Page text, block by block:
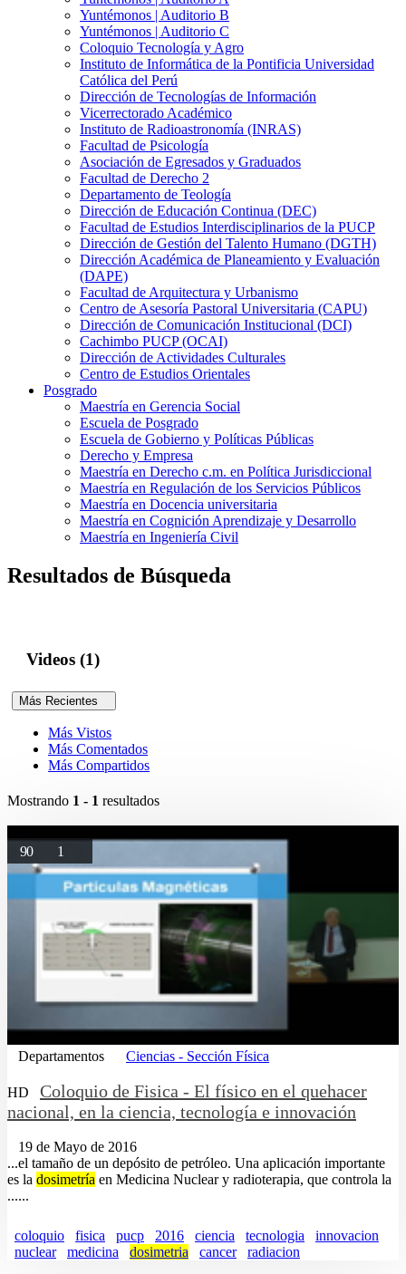
Yuntémonos | Auditorio B
Yuntémonos | Auditorio C
Coloquio Tecnología y Agro
Instituto de Informática de la Pontificia Universidad
Católica del Perú
Dirección de Tecnologías de Información
Vicerrectorado Académico
Instituto de Radioastronomía (INRAS)
Facultad de Psicología
Asociación de Egresados y Graduados
Facultad de Derecho 2
Departamento de Teología
Dirección de Educación Continua (DEC)
Facultad de Estudios Interdisciplinarios de la PUCP
Dirección de Gestión del Talento Humano (DGTH)
Dirección Académica de Planeamiento y Evaluación
(DAPE)
Facultad de Arquitectura y Urbanismo
Centro de Asesoría Pastoral Universitaria (CAPU)
Dirección de Comunicación Institucional (DCI)
Cachimbo PUCP (OCAI)
Dirección de Actividades Culturales
Centro de Estudios Orientales
Posgrado
Maestría en Gerencia Social
Escuela de Posgrado
Escuela de Gobierno y Políticas Públicas
Derecho y Empresa
Maestría en Derecho c.m. en Política Jurisdiccional
Maestría en Regulación de los Servicios Públicos
Maestría en Docencia universitaria
Maestría en Cognición Aprendizaje y Desarrollo
Maestría en Ingeniería Civil
Resultados de Búsqueda
Videos (1)
Más Recientes
Más Vistos
Más Comentados
Más Compartidos
Mostrando 1 - 1 resultados
90 1
Departamentos Ciencias - Sección Física
HD
Coloquio de Fisica - El físico en el quehacer
nacional, en la ciencia, tecnología e innovación
19 de Mayo de 2016
...el tamaño de un depósito de petróleo. Una aplicación importante
es la dosimetría en Medicina Nuclear y radioterapia, que controla la
......
coloquio fisica pucp 2016 ciencia tecnologia
innovacion
nuclear
medicina dosimetria cancer radiacion